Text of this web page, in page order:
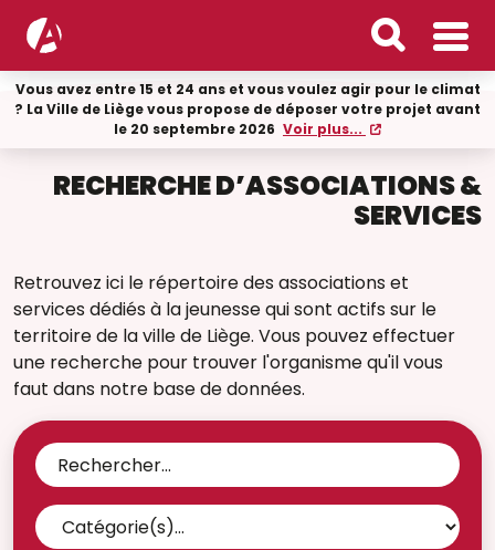
Vous avez entre 15 et 24 ans et vous voulez agir pour le climat
? La Ville de Liège vous propose de déposer votre projet avant
le 20 septembre 2026 Voir plus...
RECHERCHE D’ASSOCIATIONS &
SERVICES
Retrouvez ici le répertoire des associations et
services dédiés à la jeunesse qui sont actifs sur le
territoire de la ville de Liège. Vous pouvez effectuer
une recherche pour trouver l'organisme qu'il vous
faut dans notre base de données.